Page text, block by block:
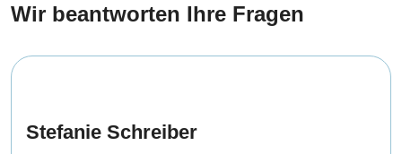
Wir beantworten Ihre Fragen
Stefanie Schreiber